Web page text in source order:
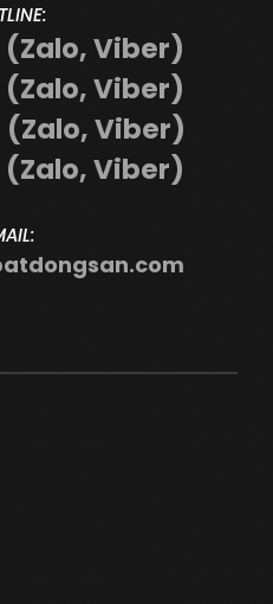
(Zalo, Viber)
(Zalo, Viber)
(Zalo, Viber)
(Zalo, Viber)